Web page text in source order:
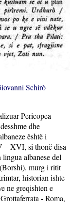
Schirò
Pericopea
dhe
është i
– XVI, si thonë disa
albanese del
murg i ritit
historian ishte
ne greqishten e
- Roma,